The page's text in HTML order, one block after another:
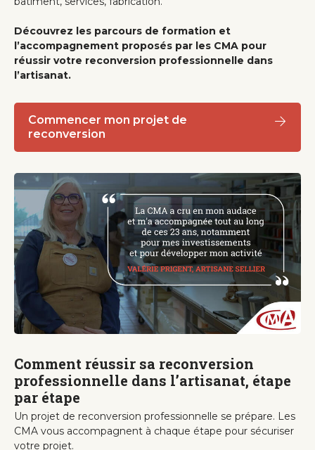
Découvrez les parcours de formation et
l’accompagnement proposés par les CMA pour
réussir votre reconversion professionnelle dans
l’artisanat.
Commencer mon projet de
reconversion
Comment réussir sa reconversion
professionnelle dans l’artisanat, étape
par étape
Un projet de reconversion professionnelle se prépare. Les
CMA vous accompagnent à chaque étape pour sécuriser
votre projet.